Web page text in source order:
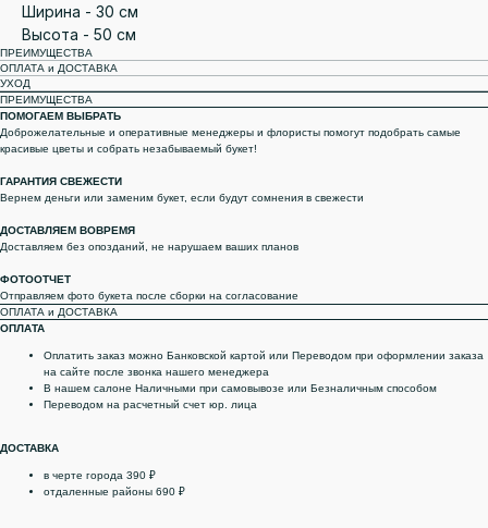
Ширина - 30 см
Высота - 50 см
ПРЕИМУЩЕСТВА
ОПЛАТА и ДОСТАВКА
УХОД
ПРЕИМУЩЕСТВА
ПОМОГАЕМ ВЫБРАТЬ
Доброжелательные и оперативные менеджеры и флористы помогут подобрать самые
красивые цветы и собрать незабываемый букет!
ГАРАНТИЯ СВЕЖЕСТИ
Вернем деньги или заменим букет, если будут сомнения в свежести
ДОСТАВЛЯЕМ ВОВРЕМЯ
Доставляем без опозданий, не нарушаем ваших планов
ФОТООТЧЕТ
Отправляем фото букета после сборки на согласование
ОПЛАТА и ДОСТАВКА
ОПЛАТА
Оплатить заказ можно Банковской картой или Переводом при оформлении заказа
на сайте после звонка нашего менеджера
В нашем салоне Наличными при самовывозе или Безналичным способом
Переводом на расчетный счет юр. лица
ДОСТАВКА
в черте города 390 ₽
отдаленные районы 690 ₽